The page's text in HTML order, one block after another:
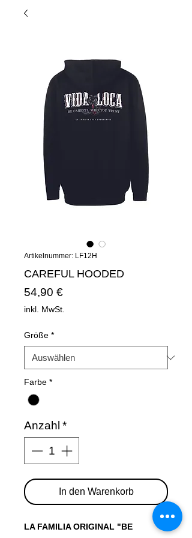
Artikelnummer: LF12H
CAREFUL HOODED
54,90 €Preis
inkl. MwSt.
Größe *
Farbe *
Anzahl *
In den Warenkorb
LA FAMILIA ORIGINAL "BE